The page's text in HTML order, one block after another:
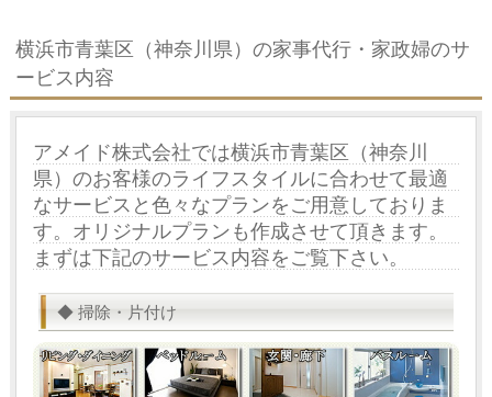
横浜市青葉区（神奈川県）の家事代行・家政婦のサ
ービス内容
アメイド株式会社では横浜市青葉区（神奈川
県）のお客様のライフスタイルに合わせて最適
なサービスと色々なプランをご用意しておりま
す。オリジナルプランも作成させて頂きます。
まずは下記のサービス内容をご覧下さい。
◆ 掃除・片付け